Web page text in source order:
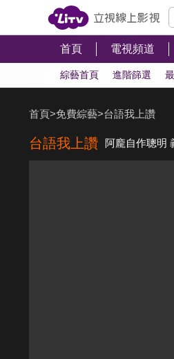
首頁 電視頻道
綜藝首頁 進階篩選
首頁>免費綜藝>台語我上讚
台語我上讚 阿龐自作聰明